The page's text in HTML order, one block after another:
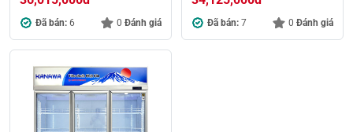
Đã bán: 6 0 Đánh giá Đã bán: 7 0 Đánh giá